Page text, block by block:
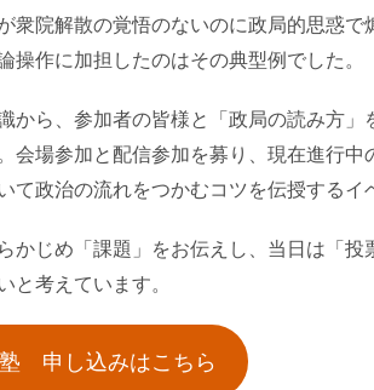
衆院解散の覚悟のないのに政局的思惑で
操作に加担したのはその典型例でした。
から、参加者の皆様と「政局の読み方
会場参加と配信参加を募り、現在進行
て政治の流れをつかむコツを伝授するイ
かじめ「課題」をお伝えし、当日は「
と考えています。
申し込みはこちら